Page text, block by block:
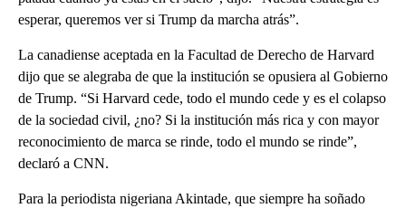
esperar, queremos ver si Trump da marcha atrás”.
La canadiense aceptada en la Facultad de Derecho de Harvard
dijo que se alegraba de que la institución se opusiera al Gobierno
de Trump. “Si Harvard cede, todo el mundo cede y es el colapso
de la sociedad civil, ¿no? Si la institución más rica y con mayor
reconocimiento de marca se rinde, todo el mundo se rinde”,
declaró a CNN.
Para la periodista nigeriana Akintade, que siempre ha soñado